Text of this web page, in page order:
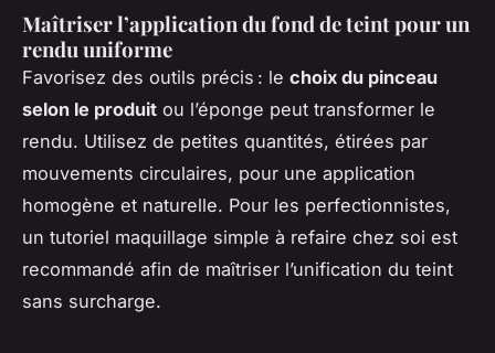
Maîtriser l’application du fond de teint pour un
rendu uniforme
Favorisez des outils précis : le choix du pinceau
selon le produit ou l’éponge peut transformer le
rendu. Utilisez de petites quantités, étirées par
mouvements circulaires, pour une application
homogène et naturelle. Pour les perfectionnistes,
un tutoriel maquillage simple à refaire chez soi est
recommandé afin de maîtriser l’unification du teint
sans surcharge.